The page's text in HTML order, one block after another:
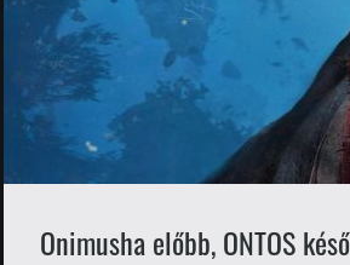
Onimusha előbb, ONTOS